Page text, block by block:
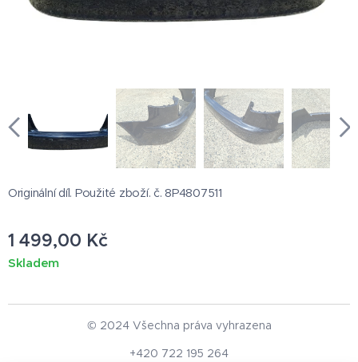
Originální díl. Použité zboží. č. 8P4807511
1 499,00 Kč
Skladem
© 2024 Všechna práva vyhrazena
+420 722 195 264